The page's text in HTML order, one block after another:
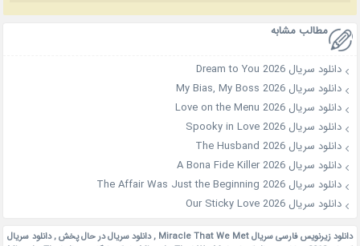
مطالب مشابه
دانلود سریال Dream to You 2026
دانلود سریال My Bias, My Boss 2026
دانلود سریال Love on the Menu 2026
دانلود سریال Spooky in Love 2026
دانلود سریال The Husband 2026
دانلود سریال A Bona Fide Killer 2026
دانلود سریال The Affair Was Just the Beginning 2026
دانلود سریال Our Sticky Love 2026
دانلود زیرنویس فارسی سریال Miracle That We Met ,دانلود سریال در حال پخش,دانلود سریال